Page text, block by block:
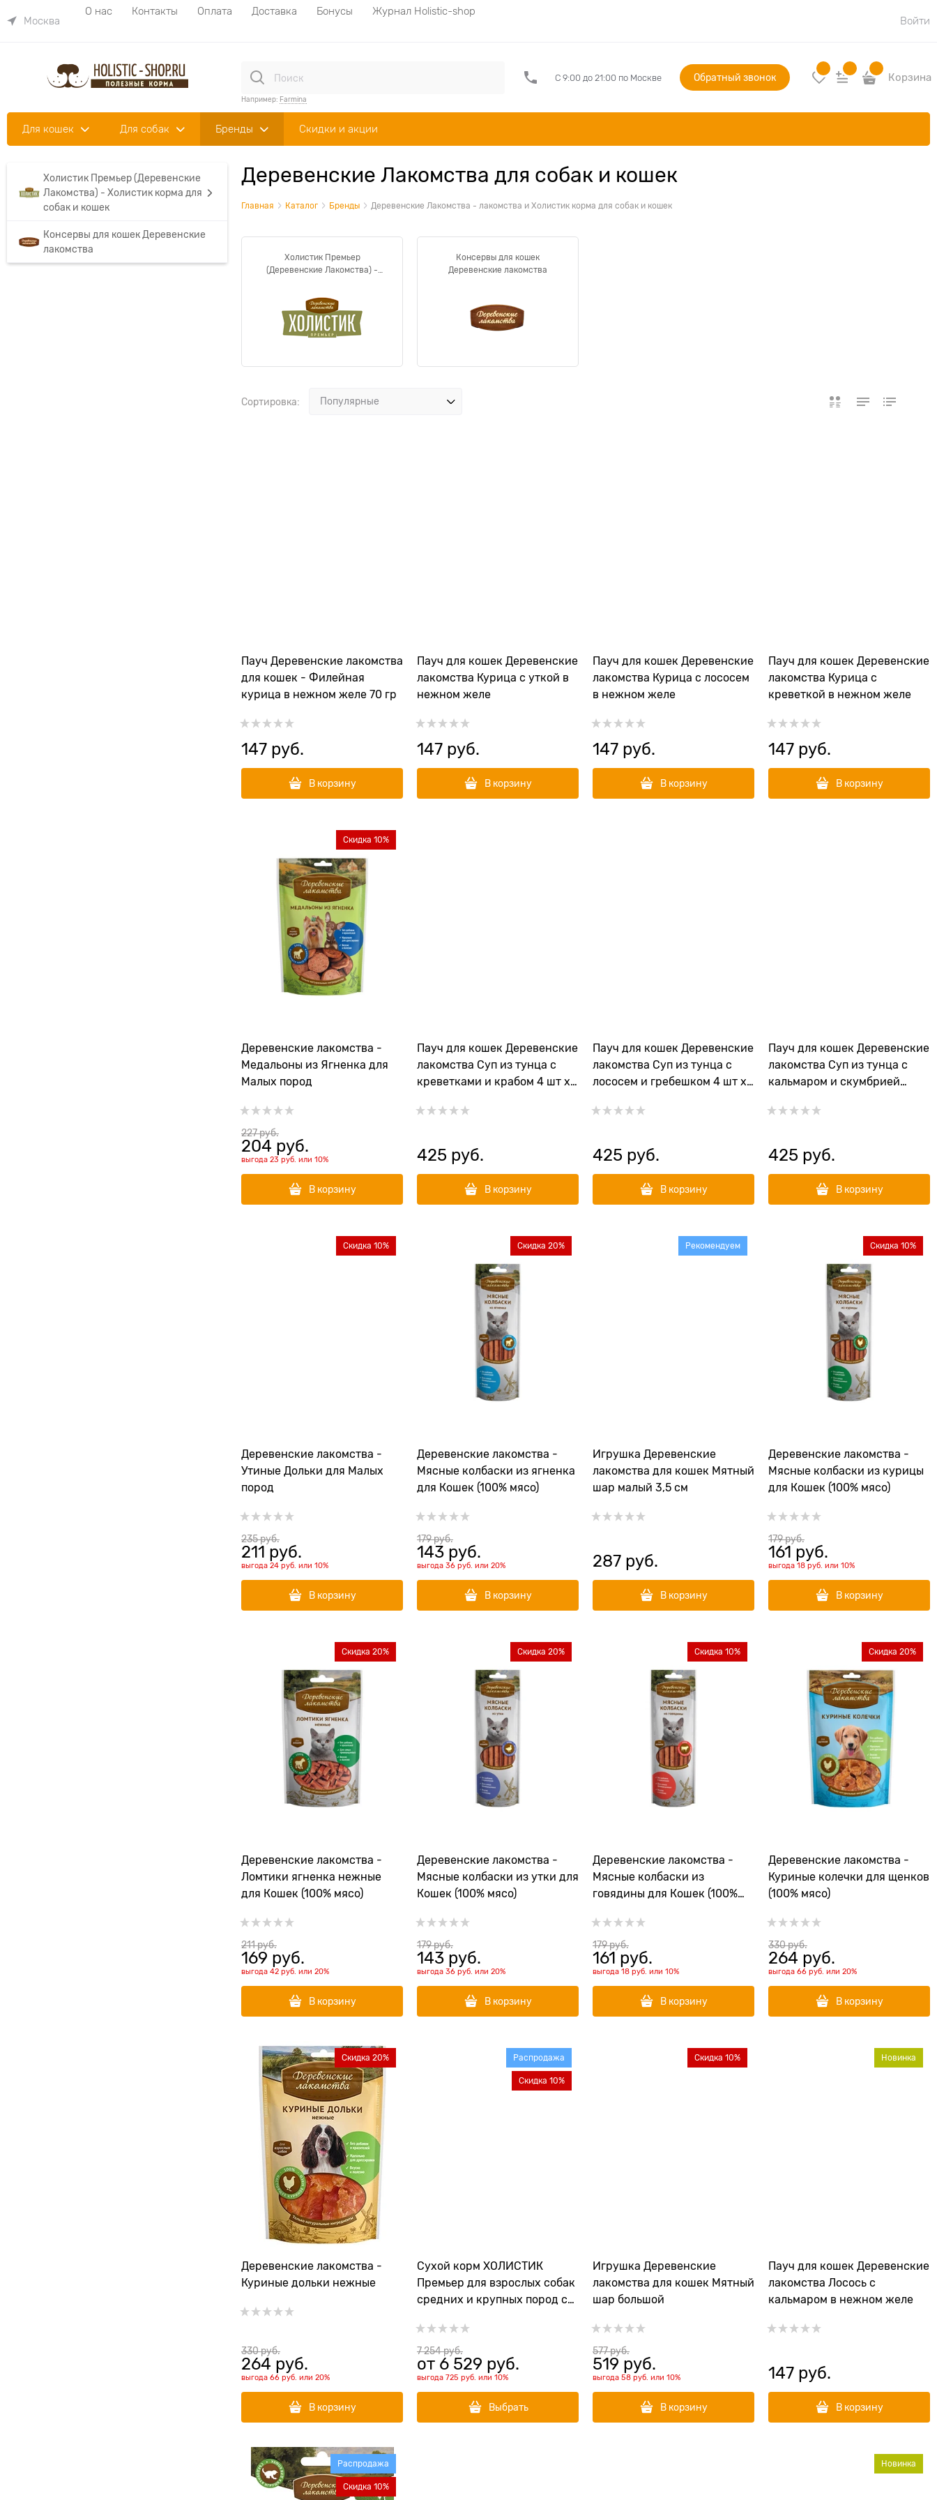
Москва
О нас Контакты Оплата Доставка Бонусы
Журнал Holistic-shop
Войти
Например: Farmina
С 9:00 до 21:00 по Москве Обратный звонок Корзина
Для кошек Для собак Бренды Скидки и акции
Холистик Премьер (Деревенские
Лакомства) - Холистик корма для
собак и кошек
Консервы для кошек Деревенские
лакомства
Деревенские Лакомства для собак и кошек
Главная Каталог Бренды Деревенские Лакомства - лакомства и Холистик корма для собак и кошек
Холистик Премьер
(Деревенские Лакомства) -
кошек
Консервы для кошек
Деревенские лакомства
Сортировка:
Пауч Деревенские лакомства
для кошек - Филейная
курица в нежном желе 70 гр
147 руб.
В корзину
Пауч для кошек Деревенские
лакомства Курица с уткой в
нежном желе
147 руб.
В корзину
Пауч для кошек Деревенские
лакомства Курица с лососем
в нежном желе
147 руб.
В корзину
Пауч для кошек Деревенские
лакомства Курица с
креветкой в нежном желе
147 руб.
В корзину
Деревенские лакомства -
Медальоны из Ягненка для
Малых пород
Скидка 10%
227 руб.
204 руб.
выгода 23 руб. или 10%
В корзину
Пауч для кошек Деревенские
лакомства Суп из тунца с
креветками и крабом 4 шт х
425 руб.
В корзину
Пауч для кошек Деревенские
лакомства Суп из тунца с
лососем и гребешком 4 шт х
425 руб.
В корзину
Пауч для кошек Деревенские
лакомства Суп из тунца с
кальмаром и скумбрией
425 руб.
В корзину
Деревенские лакомства -
Утиные Дольки для Малых
пород
Скидка 10%
235 руб.
211 руб.
выгода 24 руб. или 10%
В корзину
Деревенские лакомства -
Мясные колбаски из ягненка
для Кошек (100% мясо)
Скидка 20%
179 руб.
143 руб.
выгода 36 руб. или 20%
В корзину
Игрушка Деревенские
лакомства для кошек Мятный
шар малый 3,5 см
Рекомендуем
287 руб.
В корзину
Деревенские лакомства -
Мясные колбаски из курицы
для Кошек (100% мясо)
Скидка 10%
179 руб.
161 руб.
выгода 18 руб. или 10%
В корзину
Деревенские лакомства -
Ломтики ягненка нежные
для Кошек (100% мясо)
Скидка 20%
211 руб.
169 руб.
выгода 42 руб. или 20%
В корзину
Деревенские лакомства -
Мясные колбаски из утки для
Кошек (100% мясо)
Скидка 20%
179 руб.
143 руб.
выгода 36 руб. или 20%
В корзину
Деревенские лакомства -
Мясные колбаски из
говядины для Кошек (100%
Скидка 10%
179 руб.
161 руб.
выгода 18 руб. или 10%
В корзину
Деревенские лакомства -
Куриные колечки для щенков
(100% мясо)
Скидка 20%
330 руб.
264 руб.
выгода 66 руб. или 20%
В корзину
Деревенские лакомства -
Куриные дольки нежные
Скидка 20%
330 руб.
264 руб.
выгода 66 руб. или 20%
В корзину
Сухой корм ХОЛИСТИК
Премьер для взрослых собак
средних и крупных пород с
Распродажа
Скидка 10%
7 254 руб.
от 6 529 руб.
выгода 725 руб. или 10%
Выбрать
Игрушка Деревенские
лакомства для кошек Мятный
шар большой
Скидка 10%
577 руб.
519 руб.
выгода 58 руб. или 10%
В корзину
Пауч для кошек Деревенские
лакомства Лосось с
кальмаром в нежном желе
Новинка
147 руб.
В корзину
Распродажа
Скидка 10%
Новинка